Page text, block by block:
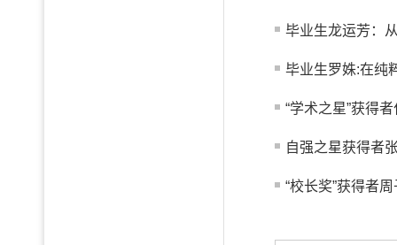
毕业生龙运芳：
毕业生罗姝:在纯
“学术之星”获得
自强之星获得者
“校长奖”获得者